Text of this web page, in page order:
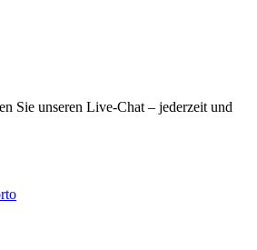
Sie unseren Live-Chat – jederzeit und